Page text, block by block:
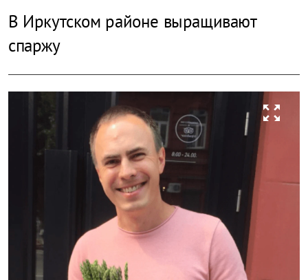
В Иркутском районе выращивают
спаржу
zoom_out_map